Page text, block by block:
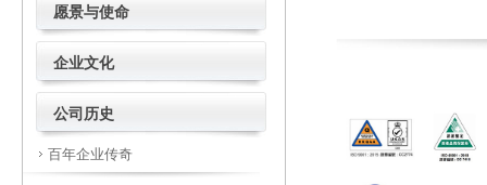
愿景与使命
企业文化
公司历史
百年企业传奇